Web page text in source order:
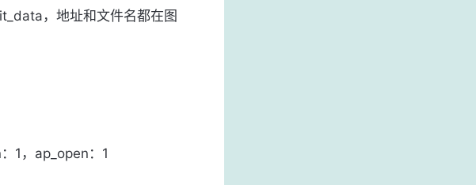
，地址和文件名都在图
1，ap_open：1